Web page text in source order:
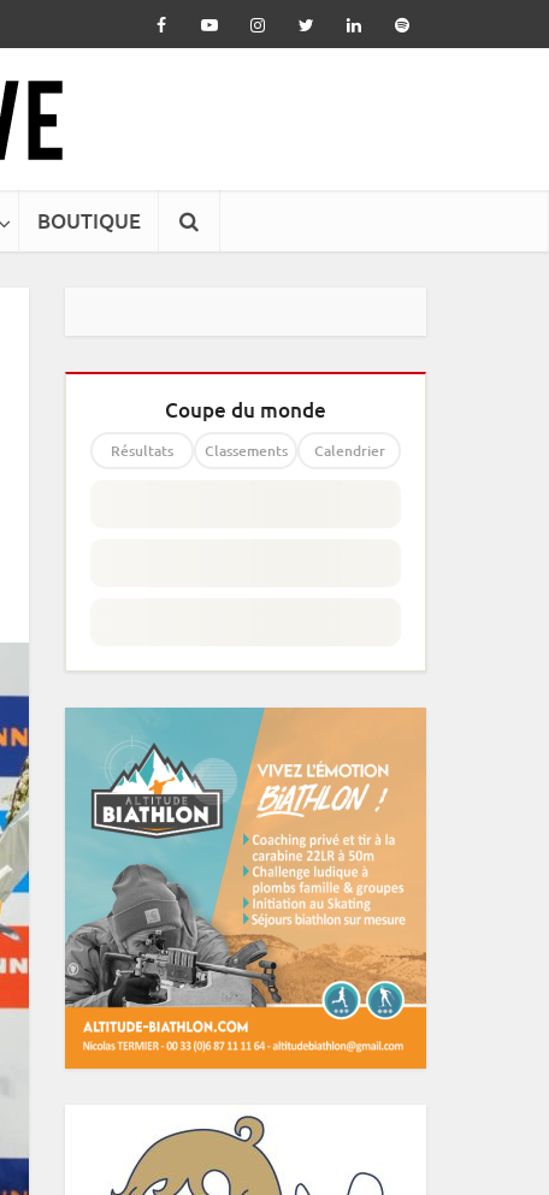
BOUTIQUE
Coupe du monde
Résultats Classements Calendrier